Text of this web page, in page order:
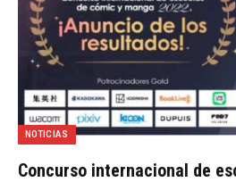
NOTICIAS
Concurso internacional de